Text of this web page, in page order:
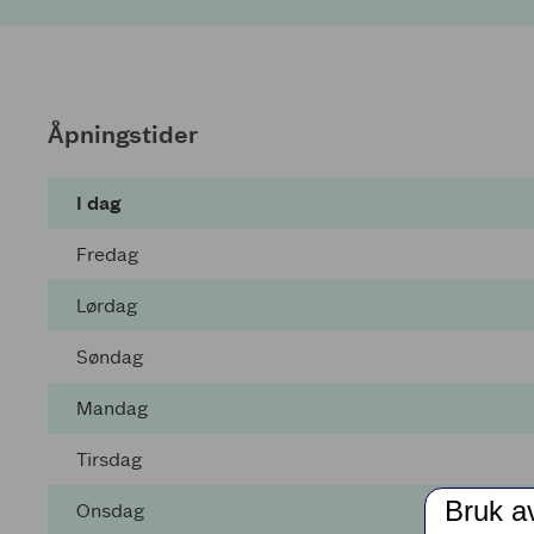
Åpningstider
I dag
Fredag
Lørdag
Søndag
Mandag
Tirsdag
Onsdag Bruk